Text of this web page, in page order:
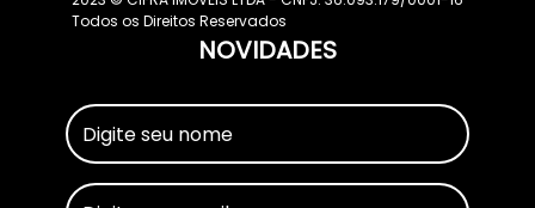
Todos os Direitos Reservados
NOVIDADES